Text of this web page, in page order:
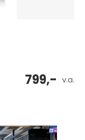
v.a.
799,-